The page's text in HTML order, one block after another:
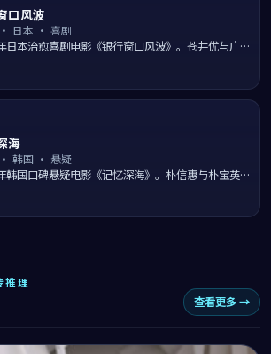
口风波
· 日本 · 喜剧
日本治愈喜剧电影《银行窗口风波》。苍井优与广濑
海
韩国 · 悬疑
韩国口碑悬疑电影《记忆深海》。朴信惠与朴宝英领
理
查看更多 →